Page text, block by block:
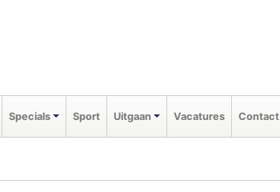
Specials Sport Uitgaan Vacatures Contact